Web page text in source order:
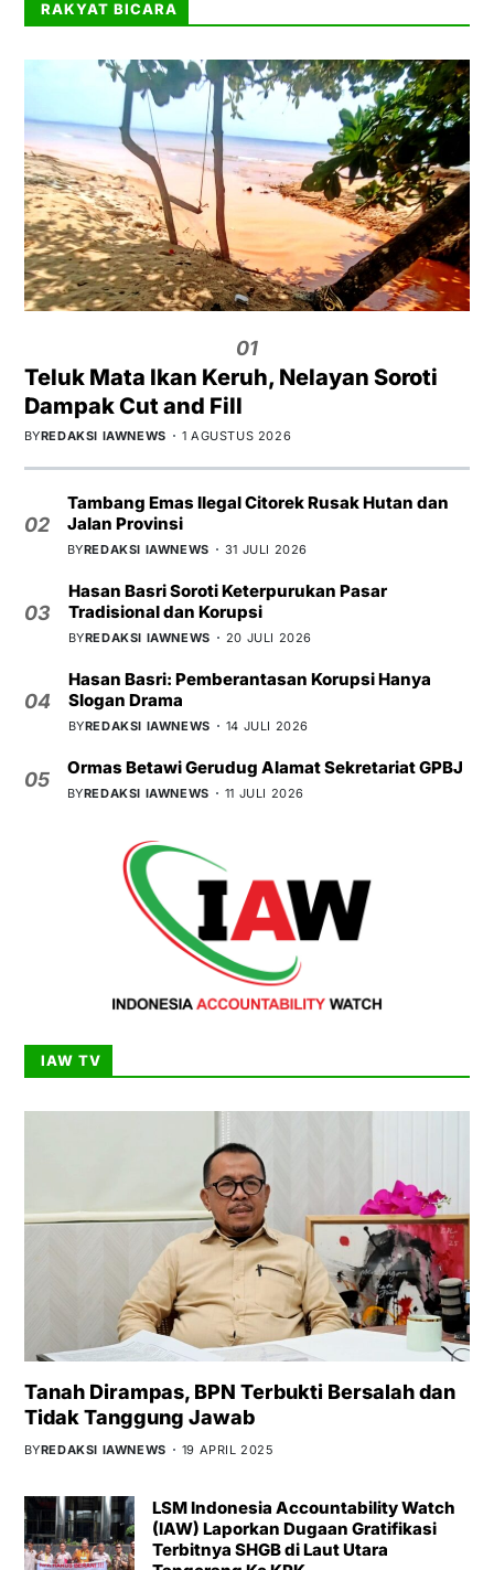
RAKYAT BICARA
01
Teluk Mata Ikan Keruh, Nelayan Soroti
Dampak Cut and Fill
BYREDAKSI IAWNEWS 1 AGUSTUS 2026
02
Tambang Emas Ilegal Citorek Rusak Hutan dan
Jalan Provinsi
BYREDAKSI IAWNEWS 31 JULI 2026
03
Hasan Basri Soroti Keterpurukan Pasar
Tradisional dan Korupsi
BYREDAKSI IAWNEWS 20 JULI 2026
04
Hasan Basri: Pemberantasan Korupsi Hanya
Slogan Drama
BYREDAKSI IAWNEWS 14 JULI 2026
05
Ormas Betawi Gerudug Alamat Sekretariat GPBJ
BYREDAKSI IAWNEWS 11 JULI 2026
IAW TV
Tanah Dirampas, BPN Terbukti Bersalah dan
Tidak Tanggung Jawab
BYREDAKSI IAWNEWS 19 APRIL 2025
LSM Indonesia Accountability Watch
(IAW) Laporkan Dugaan Gratifikasi
Terbitnya SHGB di Laut Utara